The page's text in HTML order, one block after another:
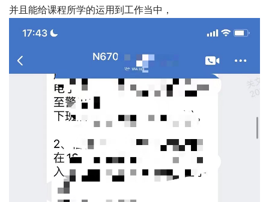
并且能给课程所学的运用到工作当中，